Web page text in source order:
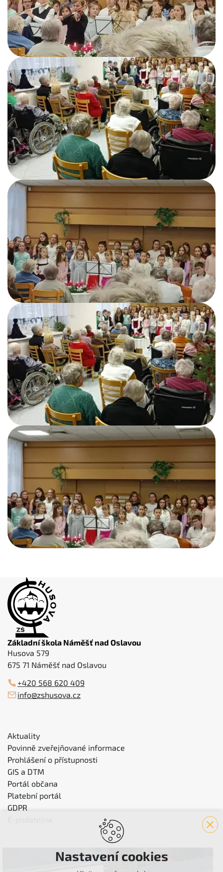
Základní škola Náměšť nad Oslavou
Husova 579
675 71 Náměšť nad Oslavou
+420 568 620 409
info@zshusova.cz
Aktuality
Povinně zveřejňované informace
Prohlášení o přístupnosti
GIS a DTM
Portál občana
Platební portál
GDPR
Nastavení cookies